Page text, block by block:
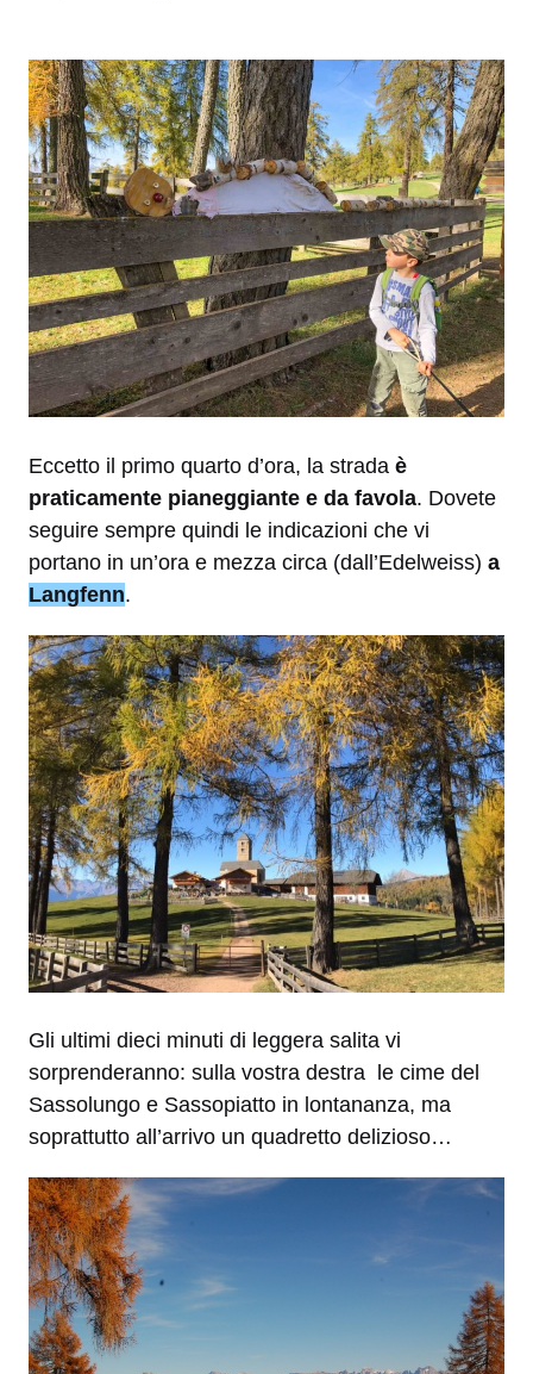
Eccetto il primo quarto d’ora, la strada è
praticamente pianeggiante e da favola. Dovete
seguire sempre quindi le indicazioni che vi
portano in un’ora e mezza circa (dall’Edelweiss) a
Langfenn.
Gli ultimi dieci minuti di leggera salita vi
sorprenderanno: sulla vostra destra le cime del
Sassolungo e Sassopiatto in lontananza, ma
soprattutto all’arrivo un quadretto delizioso…